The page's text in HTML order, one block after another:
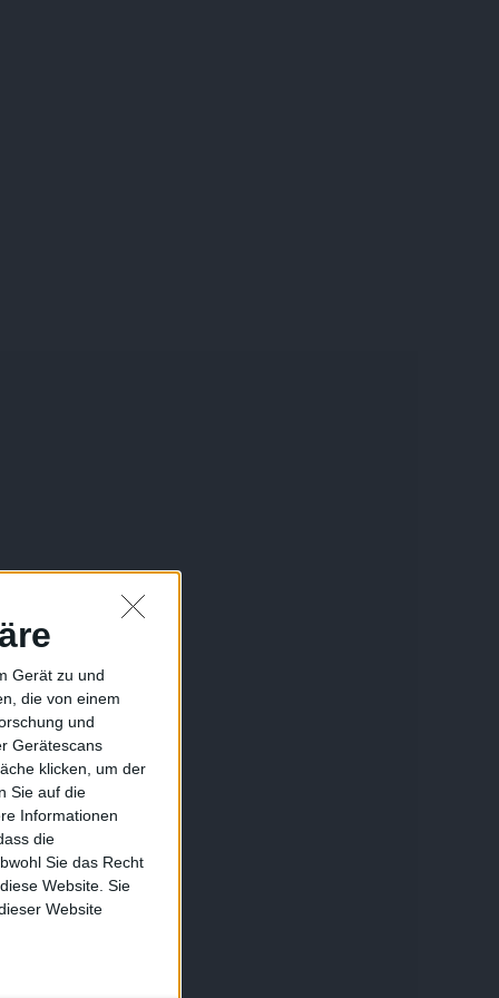
Gerät zu und
die von einem
und
Gerätescans
klicken, um der
Sie auf die
Informationen
die
Sie das Recht
Website. Sie
Website